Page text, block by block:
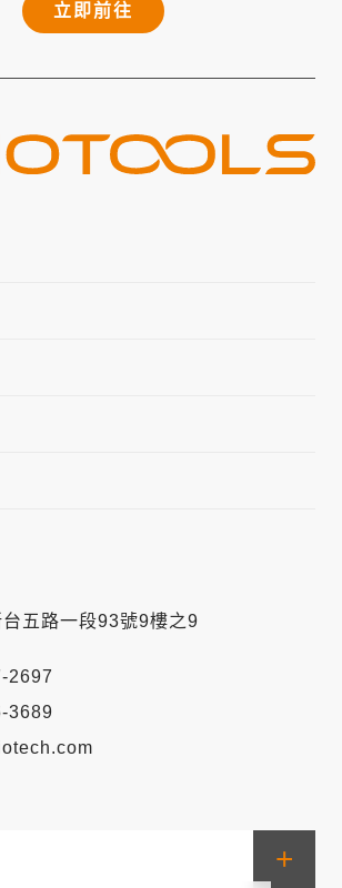
立即前往
五路一段93號9樓之9
2697
3689
+